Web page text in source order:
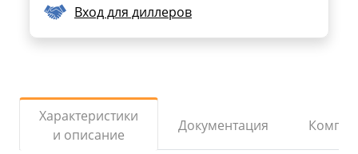
Вход для диллеров
Характеристики
и описание
Документация